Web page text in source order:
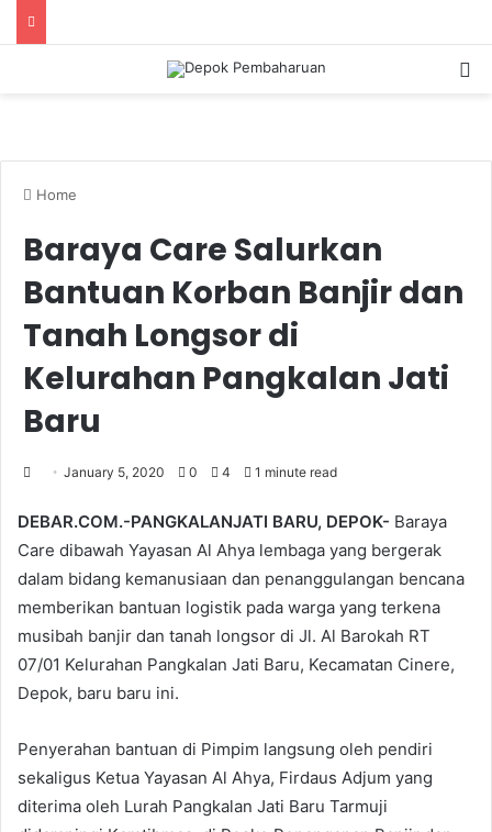
Home
Baraya Care Salurkan
Bantuan Korban Banjir dan
Tanah Longsor di
Kelurahan Pangkalan Jati
Baru
January 5, 2020 0 4 1 minute read
DEBAR.COM.-PANGKALANJATI BARU, DEPOK- Baraya
Care dibawah Yayasan Al Ahya lembaga yang bergerak
dalam bidang kemanusiaan dan penanggulangan bencana
memberikan bantuan logistik pada warga yang terkena
musibah banjir dan tanah longsor di Jl. Al Barokah RT
07/01 Kelurahan Pangkalan Jati Baru, Kecamatan Cinere,
Depok, baru baru ini.
Penyerahan bantuan di Pimpim langsung oleh pendiri
sekaligus Ketua Yayasan Al Ahya, Firdaus Adjum yang
diterima oleh Lurah Pangkalan Jati Baru Tarmuji